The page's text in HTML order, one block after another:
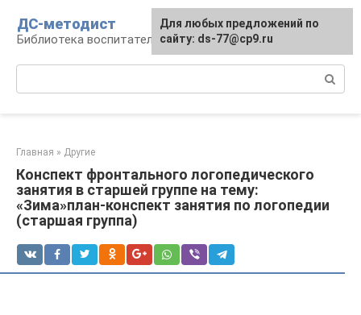
контенту
ДС-методист
Библиотека воспитателя
Главная » Другие
Конспект фронтального логопедического
занятия в старшей группе на тему:
«Зима»план-конспект занятия по логопедии
(старшая группа)
Для любых предложений по
сайту: ds-77@cp9.ru